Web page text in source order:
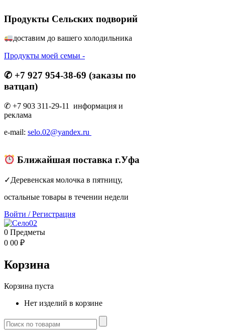
Продукты Сельских подворий
доставим до вашего холодильника
Продукты моей семьи -
✆ +7 927 954-38-69 (заказы по
ватцап)
✆ +7 903 311-29-11 информация и
реклама
e-mail: selo.02@yandex.ru
Ближайшая поставка г.Уфа
✓Деревенская молочка в пятницу,
остальные товары в течении недели
Войти /Регистрация
0 Предметы
0 00 ₽
Корзина
Корзина пуста
Нет изделий в корзине